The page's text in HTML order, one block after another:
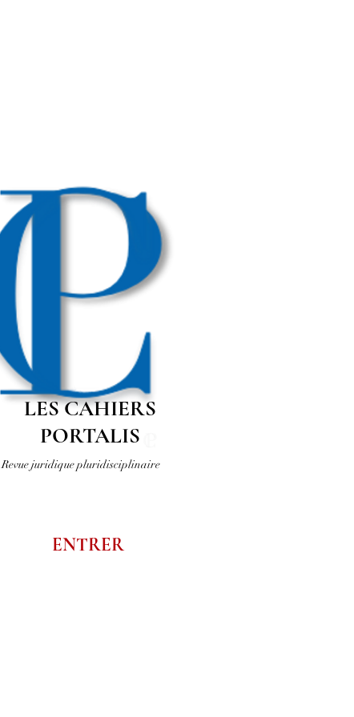
Revue juridique pluridisciplinaire
LES CAHIERS
PORTALIS
ENTRER